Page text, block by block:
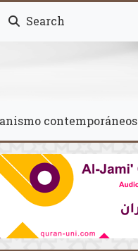
Search
contemporáneos